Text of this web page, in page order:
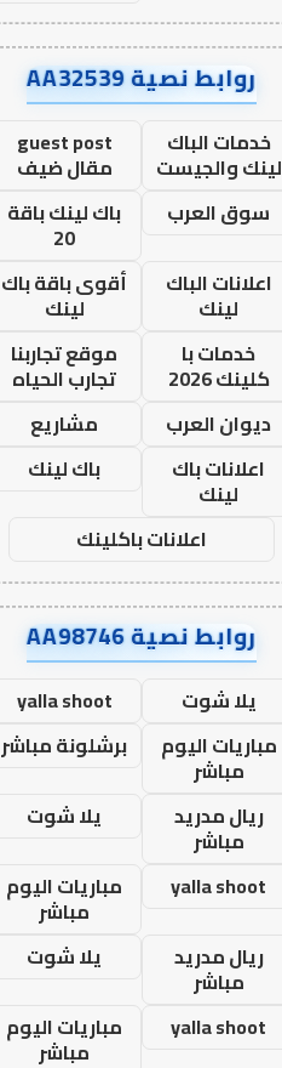
روابط نصية AA32539
خدمات الباك
لينك والجيست
guest post
مقال ضيف
سوق العرب
باك لينك باقة
20
اعلانات الباك
لينك
أقوى باقة باك
لينك
خدمات با
كلينك 2026
موقع تجاربنا
تجارب الحياه
ديوان العرب
مشاريع
اعلانات باك
لينك
باك لينك
اعلانات باكلينك
روابط نصية AA98746
يلا شوت
yalla shoot
مباريات اليوم
مباشر
برشلونة مباشر
ريال مدريد
مباشر
يلا شوت
yalla shoot
مباريات اليوم
مباشر
ريال مدريد
مباشر
يلا شوت
yalla shoot
مباريات اليوم
مباشر